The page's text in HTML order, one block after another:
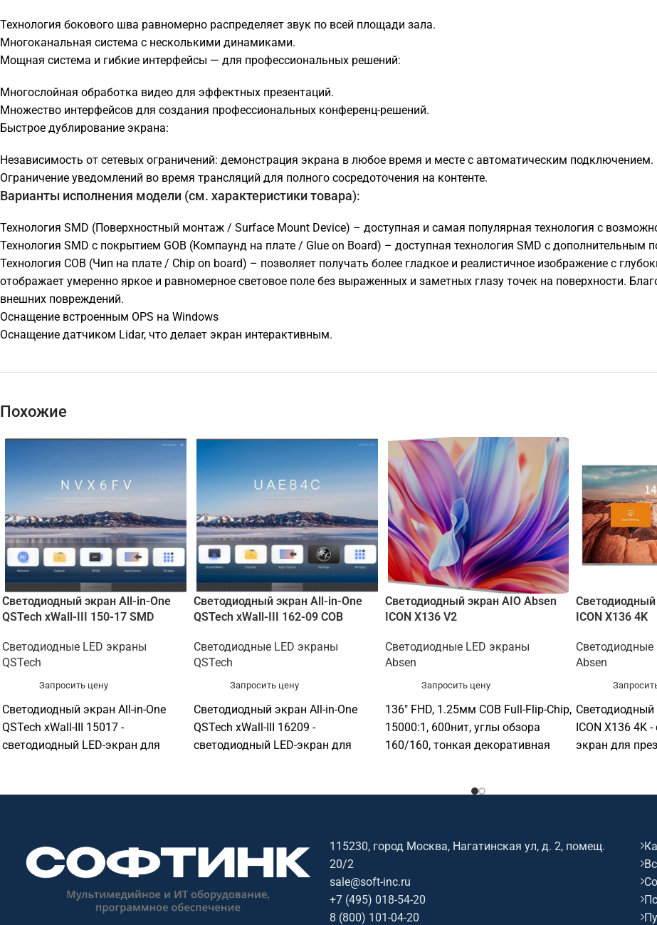
Технология бокового шва равномерно распределяет звук по всей площади зала.
Многоканальная система с несколькими динамиками.
Мощная система и гибкие интерфейсы — для профессиональных решений:
Многослойная обработка видео для эффектных презентаций.
Множество интерфейсов для создания профессиональных конференц-решений.
Быстрое дублирование экрана:
Независимость от сетевых ограничений: демонстрация экрана в любое время и месте с автоматическим подключением.
Ограничение уведомлений во время трансляций для полного сосредоточения на контенте.
Варианты исполнения модели (см. характеристики товара):
Технология SMD (Поверхностный монтаж / Surface Mount Device) – доступная и самая популярная технология с
Технология SMD с покрытием GOB (Компаунд на плате / Glue on Board) – доступная технология SMD с
Технология COB (Чип на плате / Chip on board) – позволяет получать более гладкое и реалистичное изображение с
отображает умеренно яркое и равномерное световое поле без выраженных и заметных глазу точек на поверхности.
внешних повреждений.
Оснащение встроенным OPS на Windows
Оснащение датчиком Lidar, что делает экран интерактивным.
Похожие
Светодиодный экран All-in-One
QSTech xWall-III 150-17 SMD
Светодиодные LED экраны
QSTech
Запросить цену
Светодиодный экран All-in-One
QSTech xWall-III 15017 -
светодиодный LED-экран для
конференц-залов, актовых залов,
презентационных зон. Софтинк
помогает подобрать
оборудование под задачу,
помещение, совместимость и
Светодиодный экран All-in-One
QSTech xWall-III 162-09 COB
Светодиодные LED экраны
QSTech
Запросить цену
Светодиодный экран All-in-One
QSTech xWall-III 16209 -
светодиодный LED-экран для
конференц-залов, актовых залов,
презентационных зон. Софтинк
помогает подобрать
оборудование под задачу,
помещение, совместимость и
Светодиодный экран AIO Absen
ICON X136 V2
Светодиодные LED экраны
Absen
Запросить цену
136" FHD, 1.25мм COB Full-Flip-Chip,
15000:1, 600нит, углы обзора
160/160, тонкая декоративная
Out*1, RS232*1(RJ45)
Светодиодный
ICON X136 4K
Светодиодные
Absen
Светодиодный
ICON X136 4K
экран для
выставочных
помогает
помещение,
бюджет.
115230, город Москва, Нагатинская ул, д. 2, помещ.
20/2
sale@soft-inc.ru
+7 (495) 018-54-20
8 (800) 101-04-20